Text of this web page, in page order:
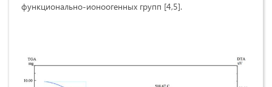
функционально-ионоогенных групп [4,5].